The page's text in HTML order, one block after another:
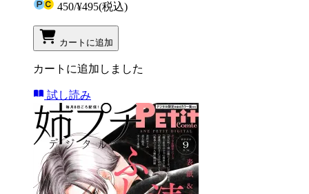
450/¥495(税込)
カートに追加
カートに追加しました
試し読み